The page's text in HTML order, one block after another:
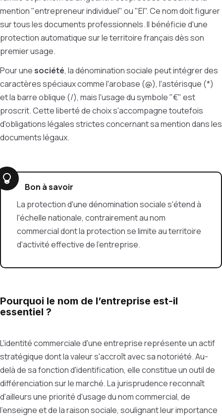
mention "entrepreneur individuel" ou "EI". Ce nom doit figurer
sur tous les documents professionnels. Il bénéficie d'une
protection automatique sur le territoire français dès son
premier usage.
Pour une société, la dénomination sociale peut intégrer des
caractères spéciaux comme l'arobase (@), l'astérisque (*)
et la barre oblique (/), mais l'usage du symbole "€" est
proscrit. Cette liberté de choix s'accompagne toutefois
d'obligations légales strictes concernant sa mention dans les
documents légaux.
Bon à savoir
La protection d'une dénomination sociale s'étend à
l'échelle nationale, contrairement au nom
commercial dont la protection se limite au territoire
d'activité effective de l'entreprise.
Pourquoi le nom de l’entreprise est-il
essentiel ?
L'identité commerciale d'une entreprise représente un actif
stratégique dont la valeur s'accroît avec sa notoriété. Au-
delà de sa fonction d'identification, elle constitue un outil de
différenciation sur le marché. La jurisprudence reconnaît
d'ailleurs une priorité d'usage du nom commercial, de
l'enseigne et de la raison sociale, soulignant leur importance